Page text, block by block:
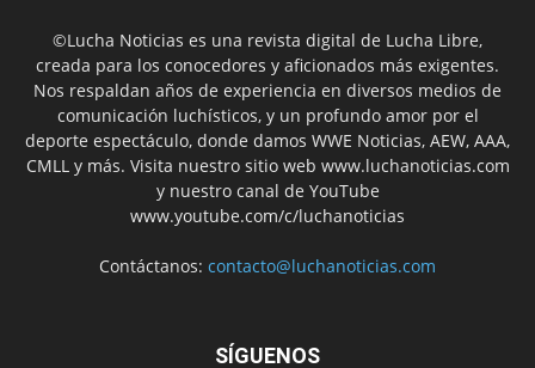
©Lucha Noticias es una revista digital de Lucha Libre,
creada para los conocedores y aficionados más exigentes.
Nos respaldan años de experiencia en diversos medios de
comunicación luchísticos, y un profundo amor por el
deporte espectáculo, donde damos WWE Noticias, AEW, AAA,
CMLL y más. Visita nuestro sitio web www.luchanoticias.com
y nuestro canal de YouTube
www.youtube.com/c/luchanoticias
Contáctanos: contacto@luchanoticias.com
SÍGUENOS